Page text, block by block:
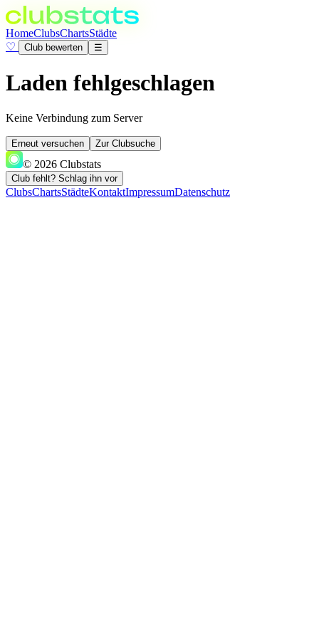
HomeClubsChartsStädte
♡
Club bewerten ☰
Laden fehlgeschlagen
Keine Verbindung zum Server
Erneut versuchen Zur Clubsuche
© 2026 Clubstats
Club fehlt? Schlag ihn vor
ClubsChartsStädteKontaktImpressumDatenschutz